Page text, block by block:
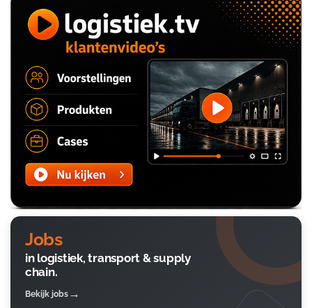
Jobs
in logistiek, transport & supply
chain.
Bekijk jobs